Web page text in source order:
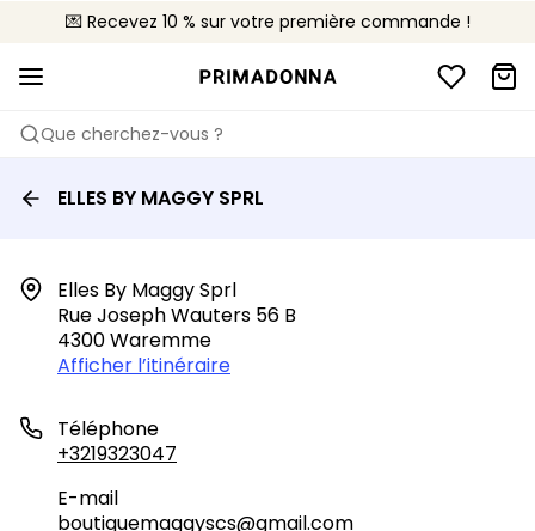
💌 Recevez 10 % sur votre première commande !
🚚 Livraison gratuite à partir de 90€
📦 Retours gratuits
Que cherchez-vous ?
ELLES BY MAGGY SPRL
Elles By Maggy Sprl
Rue Joseph Wauters 56 B
4300 Waremme
Afficher l’itinéraire
Téléphone
+3219323047
E-mail
boutiquemaggyscs@gmail.com